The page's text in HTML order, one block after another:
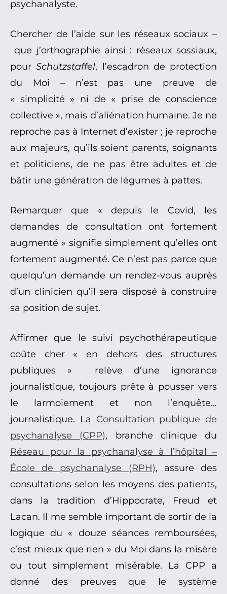
psychanalyste.
Chercher de l’aide sur les réseaux sociaux –
que j’orthographie ainsi : réseaux sossiaux,
pourSchutzstaffel, l’escadron de protection
du Moi – n’est pas une preuve de
« simplicité » ni de « prise de conscience
collective », mais d’aliénation humaine. Je ne
reproche pas à Internet d’exister ; je reproche
aux majeurs, qu’ils soient parents, soignants
et politiciens, de ne pas être adultes et de
bâtir une génération de légumes à pattes.
Remarquer que « depuis le Covid, les
demandes de consultation ont fortement
augmenté » signifie simplement qu’elles ont
fortement augmenté. Ce n’est pas parce que
quelqu’un demande un rendez-vous auprès
d’un clinicien qu’il sera disposé à construire
sa position de sujet.
Affirmer que le suivi psychothérapeutique
coûte cher « en dehors des structures
publiques » relève d’une ignorance
journalistique, toujours prête à pousser vers
le larmoiement et non l’enquête…
journalistique. La Consultation publique de
psychanalyse (CPP), branche clinique du
Réseau pour la psychanalyse à l’hôpital –
École de psychanalyse (RPH), assure des
consultations selon les moyens des patients,
dans la tradition d’Hippocrate, Freud et
Lacan. Il me semble important de sortir de la
logique du « douze séances remboursées,
c’est mieux que rien » du Moi dans la misère
ou tout simplement misérable. La CPP a
donné des preuves que le système